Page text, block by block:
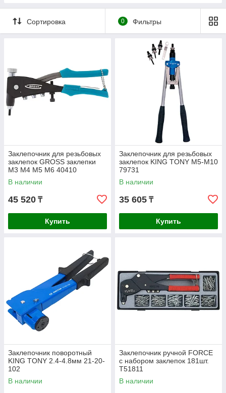
Сортировка 0 Фильтры
Заклепочник для резьбовых
заклепок GROSS заклепки
М3 М4 М5 M6 40410
В наличии
45 520 ₸
Купить
Заклепочник для резьбовых
заклепок KING TONY М5-М10
79731
В наличии
35 605 ₸
Купить
Заклепочник поворотный
KING TONY 2.4-4.8мм 21-20-
102
В наличии
Заклепочник ручной FORCE
с набором заклепок 181шт.
T51811
В наличии